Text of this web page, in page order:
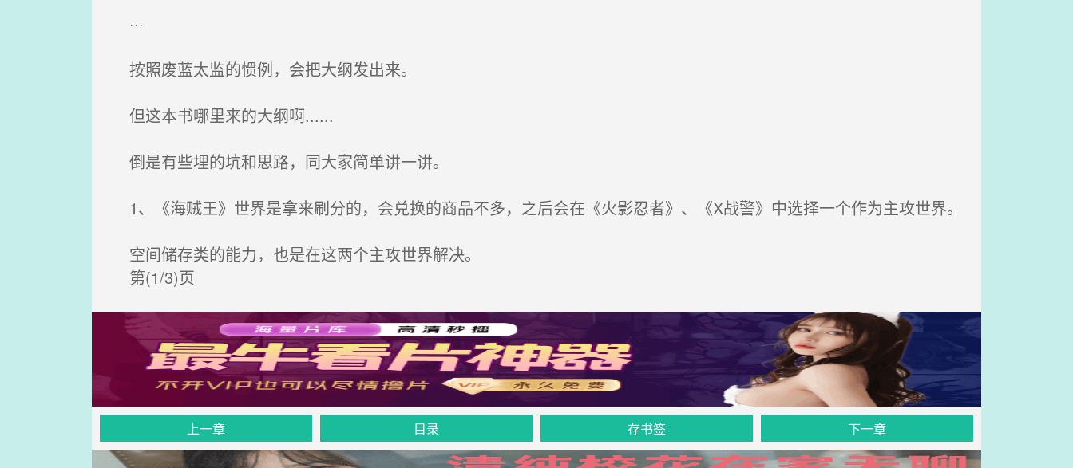
···
按照废蓝太监的惯例，会把大纲发出来。
但这本书哪里来的大纲啊......
倒是有些埋的坑和思路，同大家简单讲一讲。
1、《海贼王》世界是拿来刷分的，会兑换的商品不多，之后会在《火影忍者》、《X战警》中选择一个作为主攻世界。
空间储存类的能力，也是在这两个主攻世界解决。
第(1/3)页
上一章 目录 存书签 下一章